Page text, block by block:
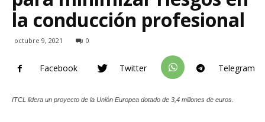
la conducción profesional
octubre 9, 2021 0
Facebook Twitter Telegram
ITCL lidera un proyecto de la Unión Europea dotado de 3,4 millones de euros.